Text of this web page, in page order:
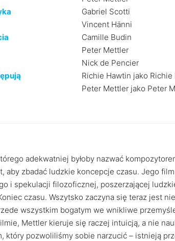
Gabriel Scotti
Vincent Hänni
Camille Budin
Peter Mettler
Nick de Pencier
Richie Hawtin jako Richie
Peter Mettler jako Peter
adekwatniej byłoby nazwać
aby zbadać ludzkie koncepcje czasu. Jego
i spekulacji filozoficznej, poszerzającej
czasu. Wszytsko zaczyna się teraz jest
wszystkim bogatym we wnikliwe
Mettler kieruje się raczej intuicją, a nie
który pozwoliliśmy sobie narzucić – istnieją